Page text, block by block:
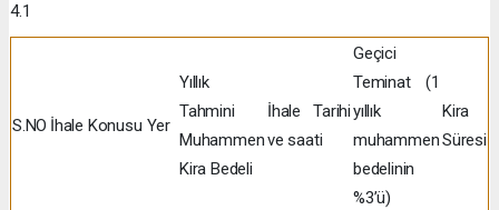
4.1
S.NO İhale Konusu Yer
Yıllık
Tahmini
Muhammen
Kira Bedeli
İhale Tarihi
ve saati
Geçici
Teminat (1
yıllık
muhammen
bedelinin
%3’ü)
Kira
Süresi